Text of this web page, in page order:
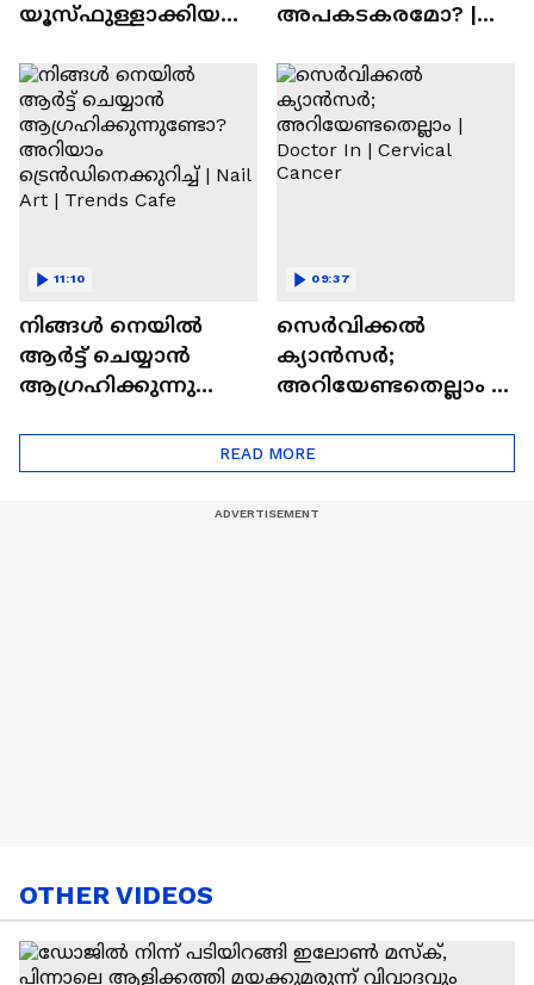
യൂസ്ഫുള്ളാക്കിയ
അപകടകരമോ? |
നിങ്ങൾ നെയിൽ
ആർട്ട് ചെയ്യാൻ
ആഗ്രഹിക്കുന്നുണ്ടോ
ട്രെൻഡിനെക്കുറിച്ച് |
Nail Art | Trends Cafe
11:10
സെർവിക്കൽ
ക്യാൻസർ;
അറിയേണ്ടതെല്ലാം |
Cancer
09:37
READ MORE
OTHER VIDEOS